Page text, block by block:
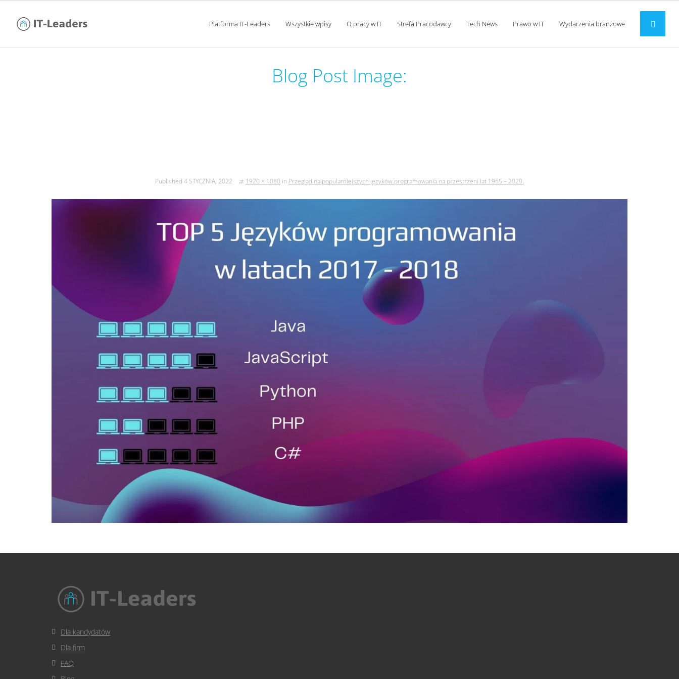
Platforma IT-Leaders Wszystkie wpisy O pracy w IT Strefa Pracodawcy Tech News Prawo w IT Wydarzenia branżowe
Blog Post Image:
Published 4 STYCZNIA, 2022 at 1920 × 1080 in Przegląd najpopularniejszych języków programowania na przestrzeni lat 1965 – 2020.
Dla kandydatów
Dla firm
FAQ